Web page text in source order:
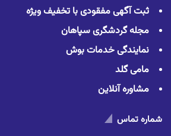
ثبت آگهی مفقودی با تخفیف ویژه
مجله گردشگری سپاهان
نمایندگی خدمات بوش
مامی گلد
مشاوره آنلاین
شماره تماس